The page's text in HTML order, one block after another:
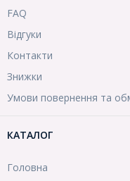
FAQ
Відгуки
Контакти
Знижки
Умови повернення та
КАТАЛОГ
Головна